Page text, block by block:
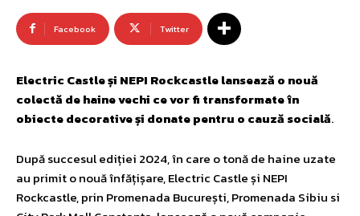
Facebook Twitter
Electric Castle și NEPI Rockcastle lansează o nouă
colectă de haine vechi ce vor fi transformate în
obiecte decorative și donate pentru o cauză socială.
După succesul ediției 2024, în care o tonă de haine uzate
au primit o nouă înfățișare, Electric Castle și NEPI
Rockcastle, prin Promenada București, Promenada Sibiu si